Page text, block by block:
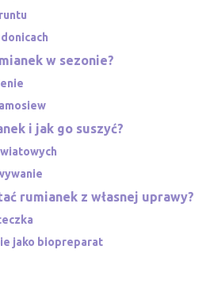
w sezonie?
i jak go suszyć?
rumianek z własnej uprawy?
jako biopreparat